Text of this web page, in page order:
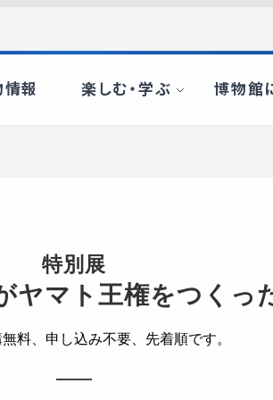
特別展
ヤマト王権をつくっ
料、申し込み不要、先着順です。